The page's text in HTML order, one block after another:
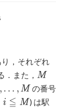
，それぞれ
N
また， M
M
, … , Mの番号
i ≦ M) は駅